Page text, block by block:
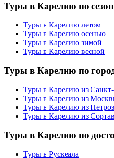
Туры в Карелию по
Туры в Карелию летом
Туры в Карелию осенью
Туры в Карелию зимой
Туры в Карелию весной
Туры в Карелию по
Туры в Карелию из Санкт-
Туры в Карелию из
Туры в Карелию из
Туры в Карелию из
Туры в Карелию по
Туры в Рускеала